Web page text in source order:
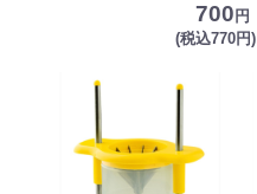
700 円
(税込770円)